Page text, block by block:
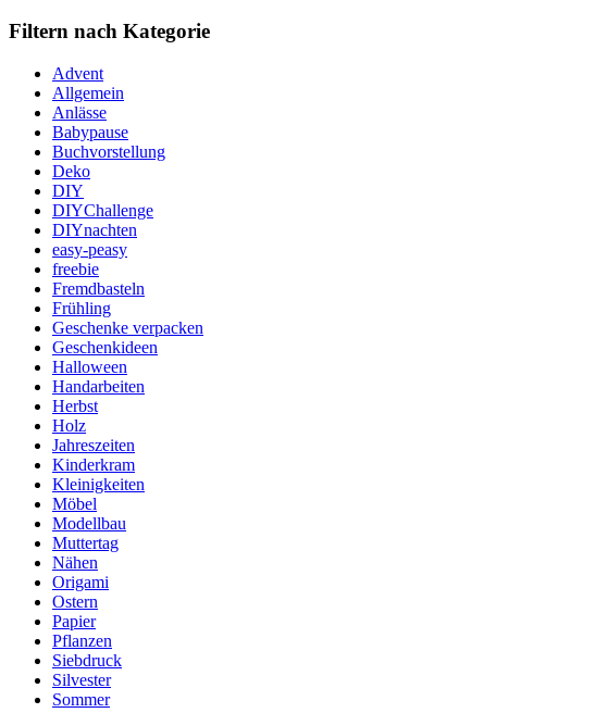
Filtern nach Kategorie
Advent
Allgemein
Anlässe
Babypause
Buchvorstellung
Deko
DIY
DIYChallenge
DIYnachten
easy-peasy
freebie
Fremdbasteln
Frühling
Geschenke verpacken
Geschenkideen
Halloween
Handarbeiten
Herbst
Holz
Jahreszeiten
Kinderkram
Kleinigkeiten
Möbel
Modellbau
Muttertag
Nähen
Origami
Ostern
Papier
Pflanzen
Siebdruck
Silvester
Sommer